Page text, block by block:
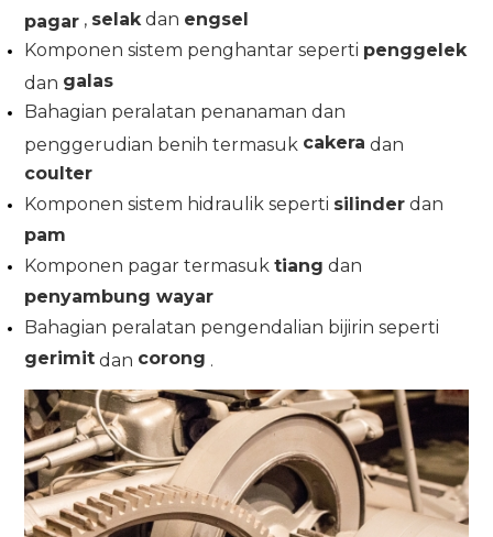
pagar , selakdan engsel
Komponen sistem penghantar seperti penggelek
dan galas
Bahagian peralatan penanaman dan
penggerudian benih termasuk cakera dan
coulter
Komponen sistem hidraulik seperti silinder dan
pam
Komponen pagar termasuktiang dan
penyambung wayar
Bahagian peralatan pengendalian bijirin seperti
gerimit dan corong